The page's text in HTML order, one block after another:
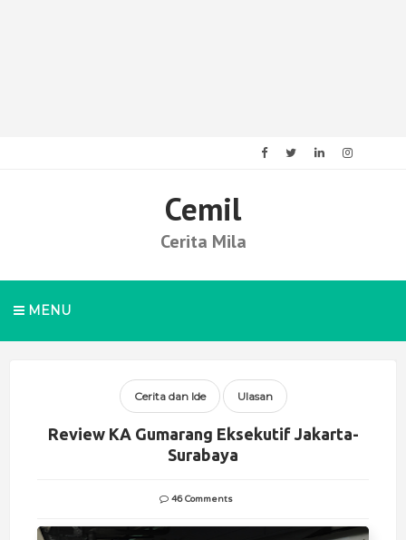
Cemil
Cerita Mila
MENU
Cerita dan Ide Ulasan
Review KA Gumarang Eksekutif Jakarta-
Surabaya
46 Comments